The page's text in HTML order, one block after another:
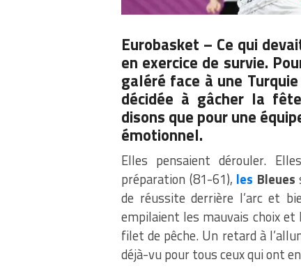
Eurobasket – Ce qui
en exercice de survie.
galéré face à une
décidée à gâcher la
disons que pour une
émotionnel.
Elles pensaient dérouler.
préparation (81-61), les Bleues
de réussite derrière l’arc et
empilaient les mauvais choix et
filet de pêche. Un retard à
déjà-vu pour tous ceux qui ont